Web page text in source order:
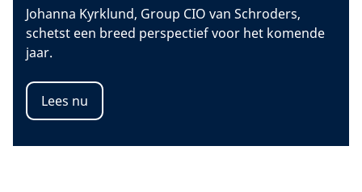
Johanna Kyrklund, Group CIO van Schroders,
schetst een breed perspectief voor het komende
jaar.
Lees nu